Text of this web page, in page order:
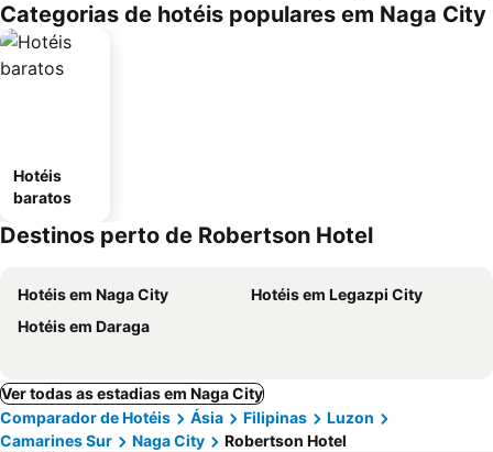
Categorias de hotéis populares em Naga City
Hotéis
baratos
Destinos perto de Robertson Hotel
Hotéis em Naga City
Hotéis em Legazpi City
Hotéis em Daraga
Ver todas as estadias em Naga City
Comparador de Hotéis
Ásia Filipinas
Luzon
Camarines Sur
Naga City Robertson Hotel